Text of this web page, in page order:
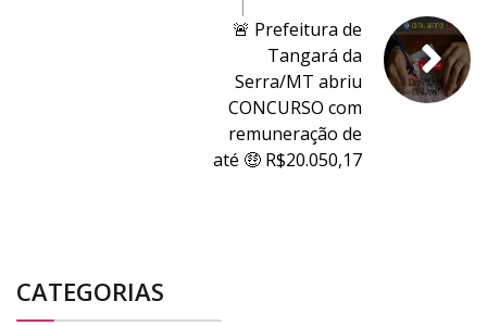
🚨 Prefeitura de
Tangará da
Serra/MT abriu
CONCURSO com
remuneração de
até 🤑 R$20.050,17
CATEGORIAS